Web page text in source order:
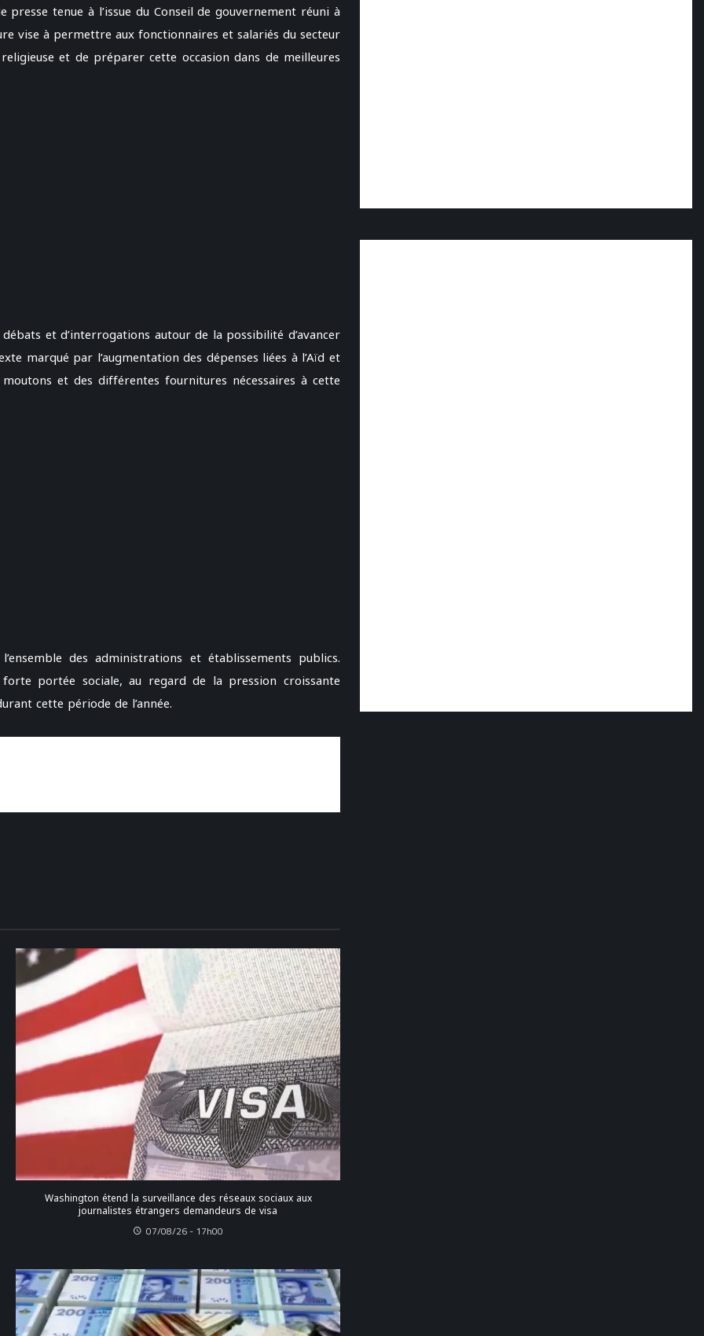
tenue à l’issue du Conseil de gouvernement réuni à
vise à permettre aux fonctionnaires et salariés du secteur
et de préparer cette occasion dans de meilleures
et d’interrogations autour de la possibilité d’avancer
marqué par l’augmentation des dépenses liées à l’Aïd et
et des différentes fournitures nécessaires à cette
des administrations et établissements publics.
portée sociale, au regard de la pression croissante
cette période de l’année.
Washington étend la surveillance des réseaux sociaux aux
journalistes étrangers demandeurs de visa
07/08/26 - 17h00